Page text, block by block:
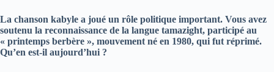
La chanson kabyle a joué un rôle politique important. Vous avez
soutenu la reconnaissance de la langue tamazight, participé au
« printemps berbère », mouvement né en 1980, qui fut réprimé.
Qu’en est-il aujourd’hui ?